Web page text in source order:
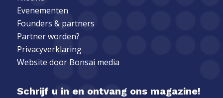
Evenementen
Founders & partners
Partner worden?
Privacyverklaring
Website door Bonsai media
Schrijf u in en ontvang ons magazine!